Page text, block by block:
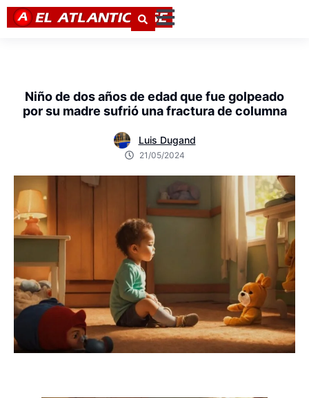
Niño de dos años de edad que fue golpeado
por su madre sufrió una fractura de columna
Luis Dugand
21/05/2024